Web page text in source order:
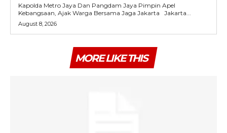
Kapolda Metro Jaya Dan Pangdam Jaya Pimpin Apel
Kebangsaan, Ajak Warga Bersama Jaga Jakarta Jakarta...
August 8, 2026
MORE LIKE THIS